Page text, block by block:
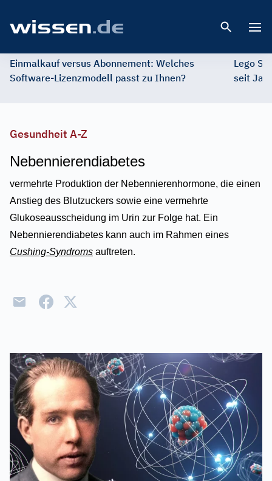
Einmalkauf versus Abonnement: Welches
Software-Lizenzmodell passt zu Ihnen?
Lego
seit
Gesundheit A-Z
Nebennierendiabetes
vermehrte Produktion der Nebennierenhormone, die einen
Anstieg des Blutzuckers sowie eine vermehrte
Glukoseausscheidung im Urin zur Folge hat. Ein
Nebennierendiabetes kann auch im Rahmen eines
Cushing-Syndroms auftreten.